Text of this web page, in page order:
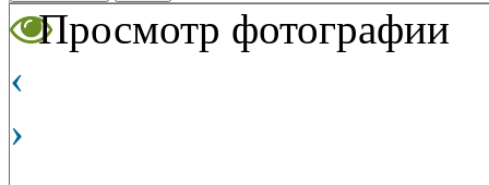
Просмотр фотографии
‹
›